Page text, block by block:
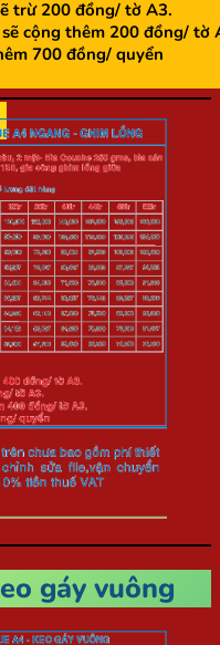
trừ 200 đồng/ tờ A3.
cộng thêm 200 đồng/ tờ
700 đồng/ quyển
gáy vuông